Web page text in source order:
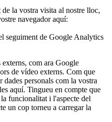
la vostra visita al nostre lloc,
navegador aquí:
seguiment de Google Analytics
com ara Google
de vídeo externs. Com que
personals com la vostra
aquí. Tingueu en compte que
funcionalitat i l'aspecte del
un cop torneu a carregar la